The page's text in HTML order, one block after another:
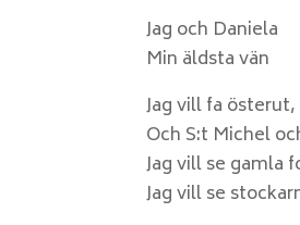
Jag och Daniela
Min äldsta vän
Jag vill fa
Och S:t Michel
Jag vill se gamla
Jag vill se